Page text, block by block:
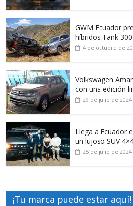
GWM Ecuador
híbridos Tank
4 de octubre de
Volkswagen
con una edición
29 de julio de 2024
Llega a Ecuador
un lujoso SUV 4×4
25 de julio de 2024
¡Tu marca puede estar aquí!